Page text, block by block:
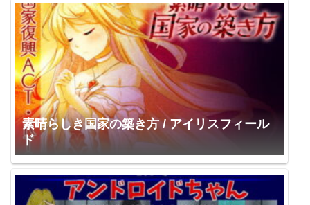
素晴らしき国家の築き方 / アイリスフィール
ド